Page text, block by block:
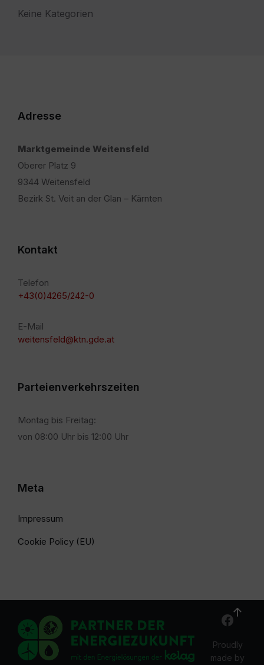
Keine Kategorien
Adresse
Marktgemeinde Weitensfeld
Oberer Platz 9
9344 Weitensfeld
Bezirk St. Veit an der Glan – Kärnten
Kontakt
Telefon
+43(0)4265/242-0
E-Mail
weitensfeld@ktn.gde.at
Parteienverkehrszeiten
Montag bis Freitag:
von 08:00 Uhr bis 12:00 Uhr
Meta
Impressum
Cookie Policy (EU)
Proudly
made by